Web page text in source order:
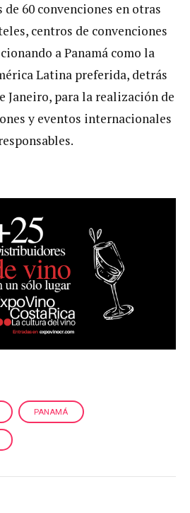
60 convenciones en otras
centros de convenciones
a Panamá como la
Latina preferida, detrás
Janeiro, para la realización de
y eventos internacionales
PANAMÁ